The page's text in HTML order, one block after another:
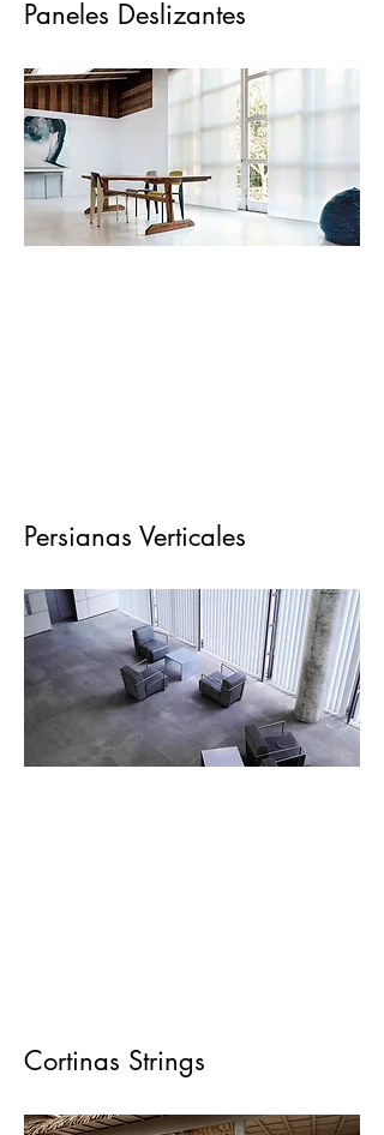
Paneles Deslizantes
Persianas Verticales
Cortinas Strings